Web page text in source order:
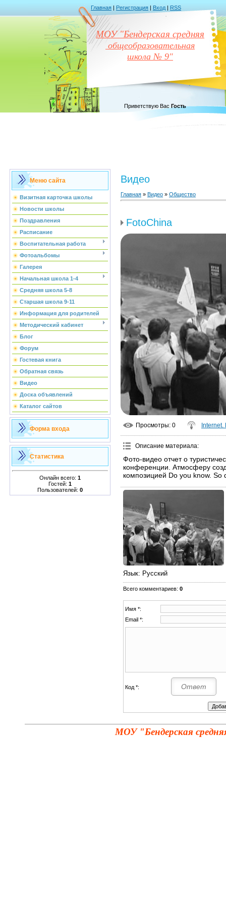
Главная | Регистрация | Вход | RSS
МОУ "Бендерская средняя
общеобразовательная
школа № 9"
Приветствую Вас Гость
Меню сайта
Визитная карточка школы
Новости школы
Поздравления
Расписание
Воспитательная работа
Фотоальбомы
Галерея
Начальная школа 1-4
Средняя школа 5-8
Старшая школа 9-11
Информация для родителей
Методический кабинет
Блог
Форум
Гостевая книга
Обратная связь
Видео
Доска объявлений
Каталог сайтов
Форма входа
Статистика
Онлайн всего: 1
Гостей: 1
Пользователей: 0
Видео
Главная » Видео » Общество
FotoChina
Просмотры: 0 Internet.
Описание материала:
Фото-видео отчет о
конференции. Атмосферу
композицией Do you know.
Язык: Русский
Всего комментариев: 0
Имя *:
Email *:
Код *:
МОУ "Бендерская